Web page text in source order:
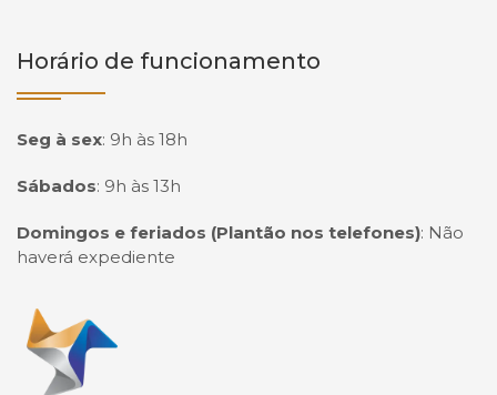
Horário de funcionamento
Seg à sex: 9h às 18h
Sábados: 9h às 13h
Domingos e feriados (Plantão nos telefones): Não
haverá expediente
Página inicial